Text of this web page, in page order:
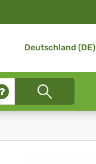
Deutschland (DE)